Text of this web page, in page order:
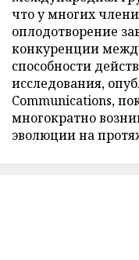
что у многих
оплодотворение
конкуренции
способности
исследования,
Communications,
многократно
эволюции на